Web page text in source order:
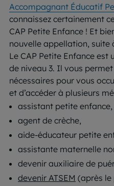
Accompagnant Éducatif
connaissez certainement
CAP Petite Enfance ! Et
nouvelle appellation, suite
Le CAP Petite Enfance est
de niveau 3. Il vous
nécessaires pour vous
et d’accéder à plusieurs
assistant petite enfance,
agent de crèche,
aide-éducateur petite
assistante maternelle
devenir auxiliaire de
devenir ATSEM (après le